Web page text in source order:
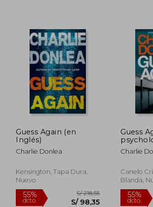
55%
dcto.
Guess Again (en
Inglés)
Charlie Donlea
Kensington, Tapa Dura,
Nuevo
Guess
the
Twenty
Charlie
Canelo
Blanda,